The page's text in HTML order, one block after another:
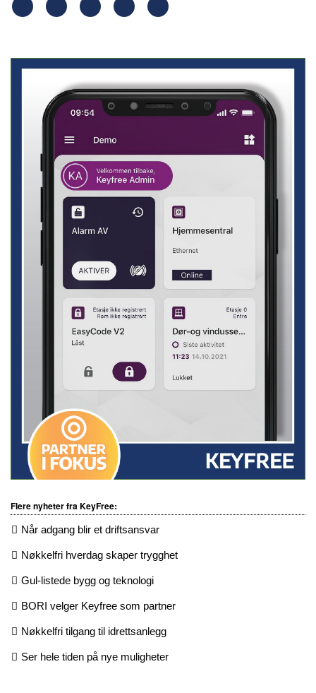
Flere nyheter fra KeyFree:
Når adgang blir et driftsansvar
Nøkkelfri hverdag skaper trygghet
Gul-listede bygg og teknologi
BORI velger Keyfree som partner
Nøkkelfri tilgang til idrettsanlegg
Ser hele tiden på nye muligheter